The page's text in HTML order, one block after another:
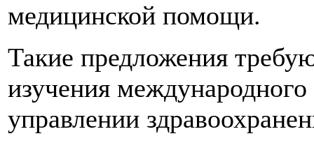
медицинской помощи.
Такие предложения
изучения
управлении